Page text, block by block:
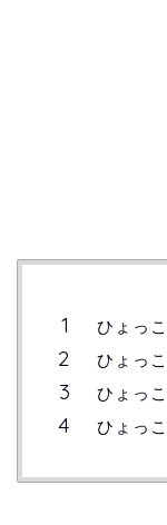
ひょっ
ひょっ
ひょっ
ひょっ